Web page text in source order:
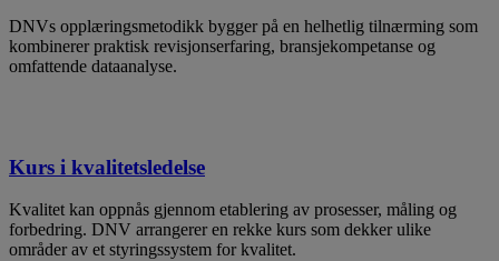
DNVs opplæringsmetodikk bygger på en helhetlig tilnærming som
kombinerer praktisk revisjonserfaring, bransjekompetanse og
omfattende dataanalyse.
Kurs i kvalitetsledelse
​Kvalitet kan oppnås gjennom etablering av prosesser, måling og
forbedring. DNV arrangerer en rekke kurs som dekker ulike
områder av et styringssystem for kvalitet.